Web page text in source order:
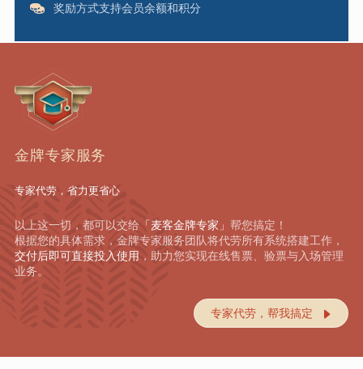
奖励方式支持会员余额和积分
金牌专家服务
专家代劳，省力更省心
以上这一切，都可以交给「麦客金牌专家」 帮您搞定！
根据您的具体需求，金牌专家服务团队将代劳所有系统搭建工作，
交付后即可直接投入使用 ，助力您实现在线售票、验票与入场管理
业务。
专家代劳，帮我搞定 